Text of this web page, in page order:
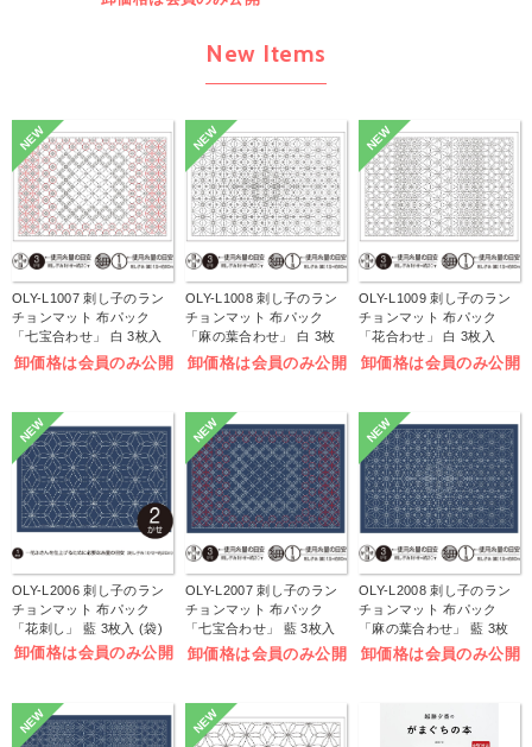
New Items
NEW
OLY-L1007 刺し子のラン
チョンマット 布パック
「七宝合わせ」 白 3枚入
(袋)
卸価格は会員のみ公開
NEW
OLY-L1008 刺し子のラン
チョンマット 布パック
「麻の葉合わせ」 白 3枚
入 (袋)
卸価格は会員のみ公開
NEW
OLY-L1009 刺し子のラン
チョンマット 布パック
「花合わせ」 白 3枚入
(袋)
卸価格は会員のみ公開
NEW
OLY-L2006 刺し子のラン
チョンマット 布パック
「花刺し」 藍 3枚入 (袋)
卸価格は会員のみ公開
NEW
OLY-L2007 刺し子のラン
チョンマット 布パック
「七宝合わせ」 藍 3枚入
(袋)
卸価格は会員のみ公開
NEW
OLY-L2008 刺し子のラン
チョンマット 布パック
「麻の葉合わせ」 藍 3枚
入 (袋)
卸価格は会員のみ公開
NEW NEW